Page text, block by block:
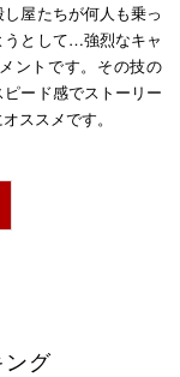
屋たちが何人も乗っ
うとして…強烈なキャ
ントです。その技の
ード感でストーリー
ススメです。
グ